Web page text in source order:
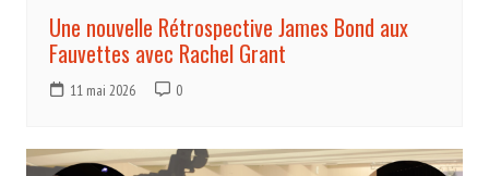
Une nouvelle Rétrospective James Bond aux
Fauvettes avec Rachel Grant
11 mai 2026 0